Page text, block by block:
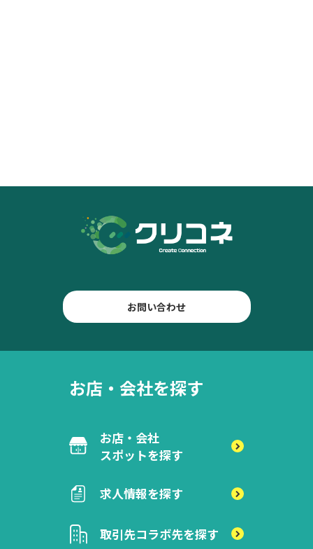
お問い合わせ
お店・会社を探す
お店・会社
スポットを探す
求人情報を探す
取引先コラボ先を探す